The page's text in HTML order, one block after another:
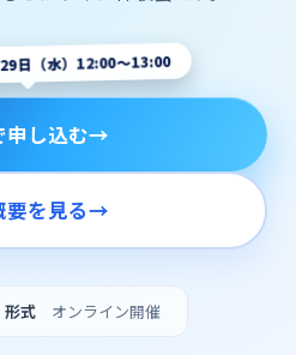
日（水）12:00〜13:00
申し込む→
要を見る→
形式オンライン開催